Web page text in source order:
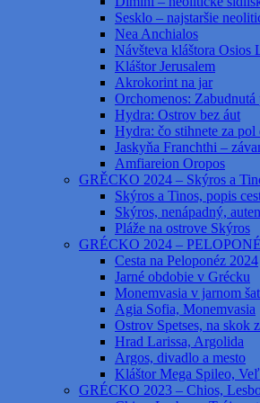
Sesklo – najstaršie
Nea Anchialos
Návšteva kláštora Osios
Kláštor Jerusalem
Akrokorint na jar
Orchomenos:
Hydra: Ostrov bez áut
Hydra: čo stihnete za pol
Jaskyňa Franchthi –
Amfiareion Oropos
GRĚCKO 2024 – Skýros a
Skýros a Tinos, popis
Skýros, nenápadný,
Pláže na ostrove Skýros
GRÉCKO 2024 –
Cesta na Peloponéz 2024
Jarné obdobie v Grécku
Monemvasia v jarnom
Agia Sofia, Monemvasia
Ostrov Spetses, na skok
Hrad Larissa, Argolida
Argos, divadlo a mesto
Kláštor Mega Spileo,
GRÉCKO 2023 – Chios,